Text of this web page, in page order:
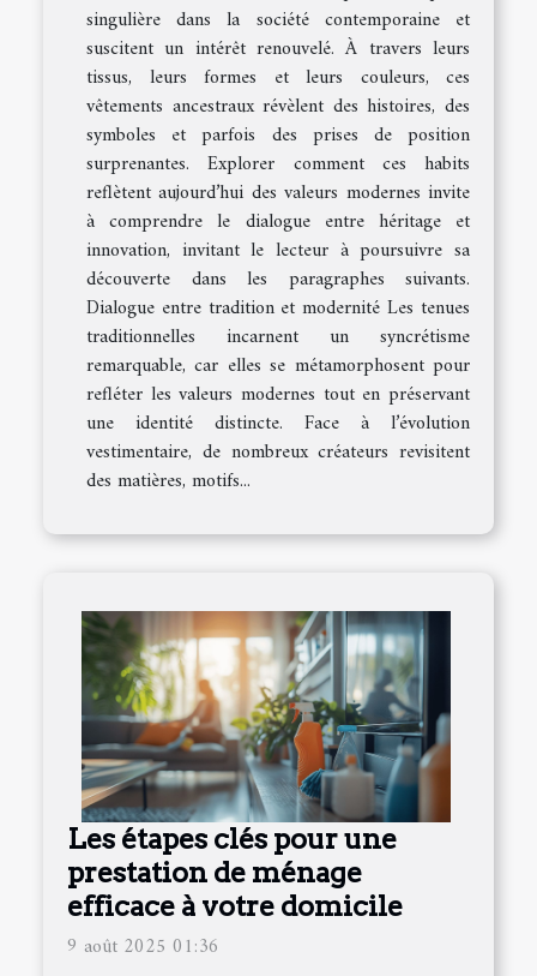
singulière dans la société contemporaine et
suscitent un intérêt renouvelé. À travers leurs
tissus, leurs formes et leurs couleurs, ces
vêtements ancestraux révèlent des histoires, des
symboles et parfois des prises de position
surprenantes. Explorer comment ces habits
reflètent aujourd’hui des valeurs modernes invite
à comprendre le dialogue entre héritage et
innovation, invitant le lecteur à poursuivre sa
découverte dans les paragraphes suivants.
Dialogue entre tradition et modernité Les tenues
traditionnelles incarnent un syncrétisme
remarquable, car elles se métamorphosent pour
refléter les valeurs modernes tout en préservant
une identité distincte. Face à l’évolution
vestimentaire, de nombreux créateurs revisitent
des matières, motifs...
Les étapes clés pour une
prestation de ménage
efficace à votre domicile
9 août 2025 01:36